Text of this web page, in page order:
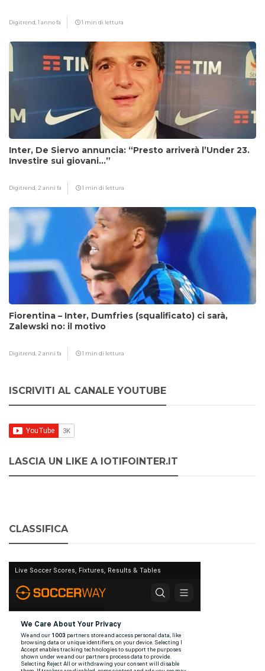
Digitrend,1 anno fa 1 min di lettura
Inter, De Siervo annuncia: “Presto arriverà l’Under 23.
Investire sui giovani…”
Digitrend, 2 anni fa 1 min di lettura
Fiorentina – Inter, Dumfries (squalificato) ci sarà,
Zalewski no: il motivo
Digitrend, 2 anni fa 1 min di lettura
ISCRIVITI AL CANALE YOUTUBE
LASCIA UN LIKE A IOTIFOINTER.IT
CLASSIFICA